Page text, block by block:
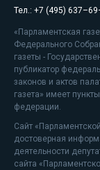
Тел.: +7 (495)
«Парламентская
Федерального
газеты -
публикатор
законов и актов
газета» имеет
федерации.
Сайт
достоверная
деятельности
сайта